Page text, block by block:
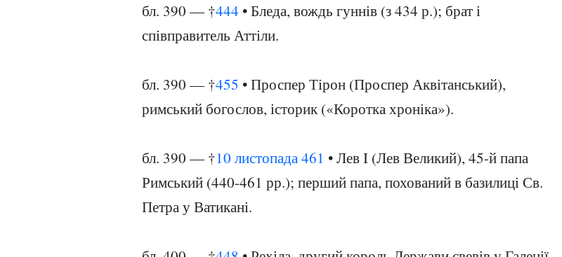
бл. 390 — †444 • Бледа, вождь гуннів (з 434 р.); брат і
співправитель Аттіли.
бл. 390 — †455 • Проспер Тірон (Проспер Аквітанський),
римський богослов, історик («Коротка хроніка»).
бл. 390 — †10 листопада461 • Лев I (Лев Великий), 45-й папа
Римський (440-461 рр.); перший папа, похований в базилиці Св.
Петра у Ватикані.